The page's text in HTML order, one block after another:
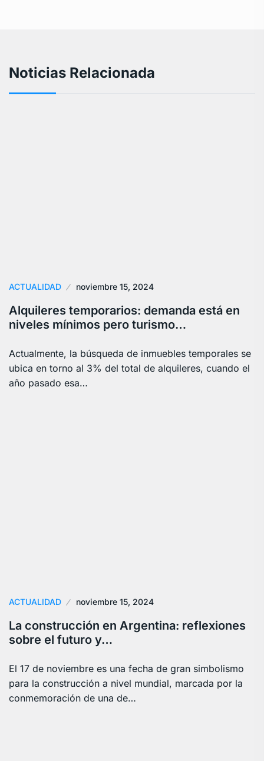
Noticias Relacionada
ACTUALIDAD noviembre 15, 2024
Alquileres temporarios: demanda está en
niveles mínimos pero turismo…
Actualmente, la búsqueda de inmuebles temporales se
ubica en torno al 3% del total de alquileres, cuando el
año pasado esa…
ACTUALIDAD noviembre 15, 2024
La construcción en Argentina: reflexiones
sobre el futuro y…
El 17 de noviembre es una fecha de gran simbolismo
para la construcción a nivel mundial, marcada por la
conmemoración de una de…